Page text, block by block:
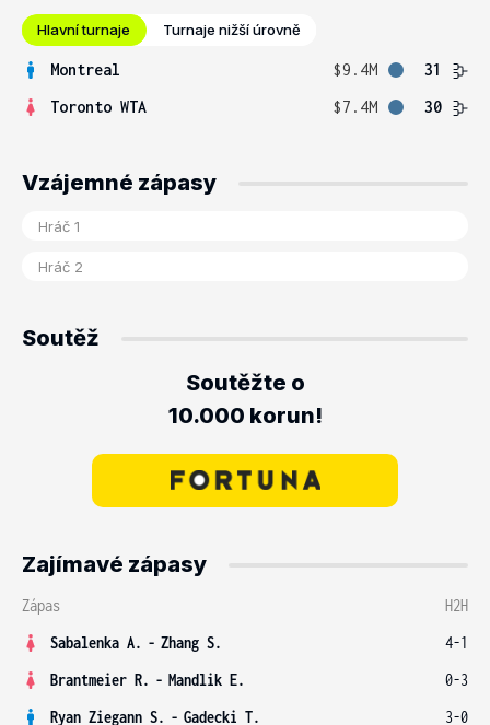
Hlavní turnaje Turnaje nižší úrovně
Montreal $9.4M
31
Toronto WTA
$7.4M 30
Vzájemné zápasy
Soutěž
Soutěžte o
10.000 korun!
Zajímavé zápasy
Zápas
H2H
Sabalenka A. - Zhang S.
4-1
Brantmeier R. - Mandlik E.
0-3
Ryan Ziegann S. - Gadecki T.
3-0